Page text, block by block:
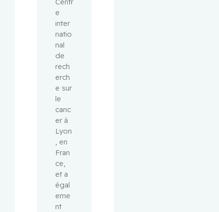
e
inter
natio
nal
de
rech
erch
e sur
le
canc
er à
Lyon
, en
Fran
ce,
et a
égal
eme
nt